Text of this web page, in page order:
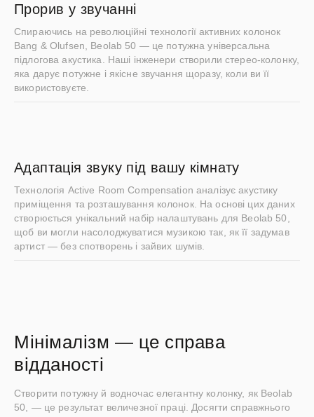
Прорив у звучанні
Спираючись на революційні технології активних колонок
Bang & Olufsen, Beolab 50 — це потужна універсальна
підлогова акустика. Наші інженери створили стерео-колонку,
яка дарує потужне і якісне звучання щоразу, коли ви її
використовуєте.
Адаптація звуку під вашу кімнату
Технологія Active Room Compensation аналізує акустику
приміщення та розташування колонок. На основі цих даних
створюється унікальний набір налаштувань для Beolab 50,
щоб ви могли насолоджуватися музикою так, як її задумав
артист — без спотворень і зайвих шумів.
Мінімалізм — це справа
відданості
Створити потужну й водночас елегантну колонку, як Beolab
50, — це результат величезної праці. Досягти справжнього